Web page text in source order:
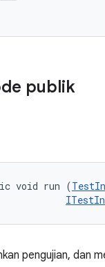
publik
void run (
pengujian, dan